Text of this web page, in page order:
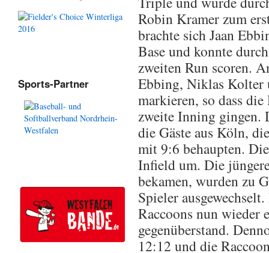
Robin Kramer zum
brachte sich Jaan
Base und konnte
zweiten Run scoren.
Ebbing, Niklas Kolter
markieren, so dass
zweite Inning gingen.
die Gäste aus Köln,
mit 9:6 behaupten.
Infield um. Die
bekamen, wurden zu
Spieler
Raccoons nun wieder
gegenüberstand.
12:12 und die
Sports-Partner